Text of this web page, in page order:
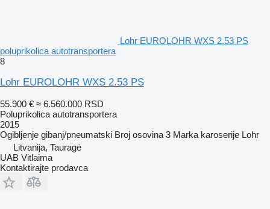
Lohr EUROLOHR WXS 2.53 PS
poluprikolica autotransportera
8
Lohr EUROLOHR WXS 2.53 PS
55.900 € ≈ 6.560.000 RSD
Poluprikolica autotransportera
2015
Ogibljenje gibanj/pneumatski Broj osovina 3 Marka karoserije Lohr
Litvanija, Tauragė
UAB Vitlaima
Kontaktirajte prodavca